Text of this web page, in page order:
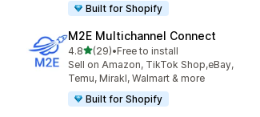
Built for Shopify
M2E Multichannel Connect
4.8เต็ม 5 ดาว
(29)
ทั้งหมด 29 รีวิว
•Free to install
Sell on Amazon, TikTok Shop,eBay,
Temu, Mirakl, Walmart & more
Built for Shopify